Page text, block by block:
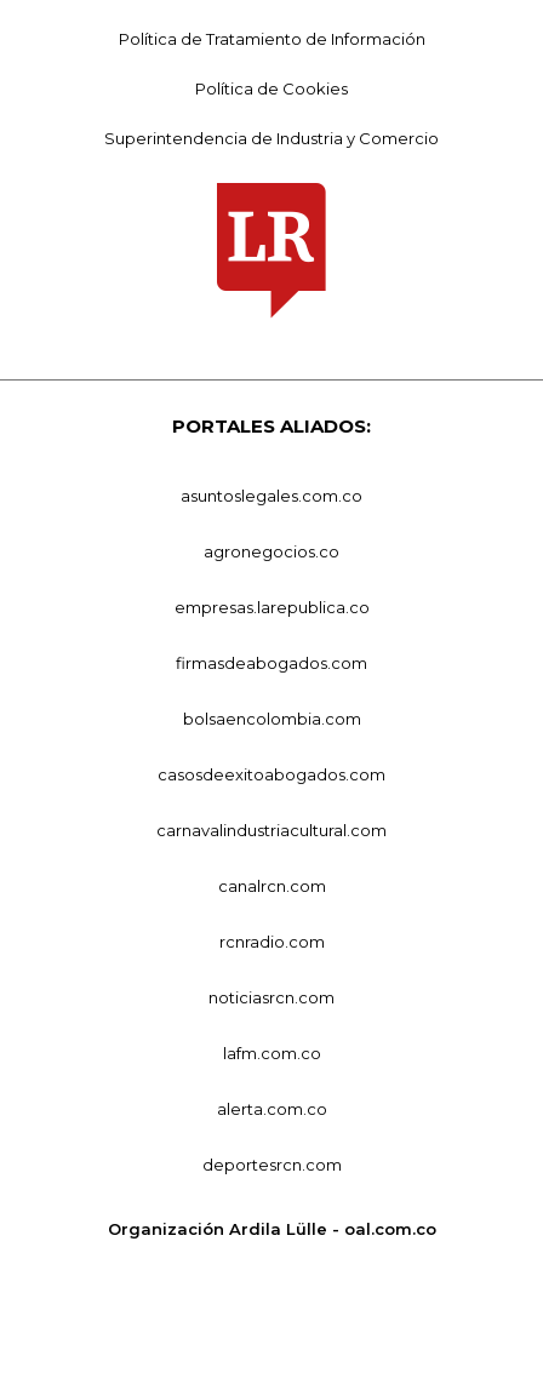
Política de Tratamiento de Información
Política de Cookies
Superintendencia de Industria y Comercio
PORTALES ALIADOS:
asuntoslegales.com.co
agronegocios.co
empresas.larepublica.co
firmasdeabogados.com
bolsaencolombia.com
casosdeexitoabogados.com
carnavalindustriacultural.com
canalrcn.com
rcnradio.com
noticiasrcn.com
lafm.com.co
alerta.com.co
deportesrcn.com
Organización Ardila Lülle - oal.com.co